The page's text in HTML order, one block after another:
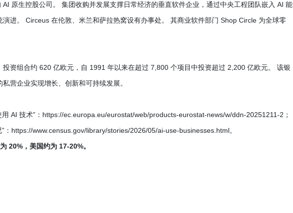
原生控股公司。 集团收购并发展支撑日常经济的垂直软件企业，通过中央工程团队嵌入 AI 能
进。 Circeus 在伦敦、米兰和萨拉热窝设有办事处。 其商业软件部门 Shop Circle 为全球零
资组合约 620 亿欧元，自 1991 年以来在超过 7,800 个项目中投资超过 2,200 亿欧元。 该银
营企业实现增长、创新和可持续发展。
AI 技术”：https://ec.europa.eu/eurostat/web/products-eurostat-news/w/ddn-20251211-2；
：https://www.census.gov/library/stories/2026/05/ai-use-businesses.html。
20%，美国约为 17-20%。